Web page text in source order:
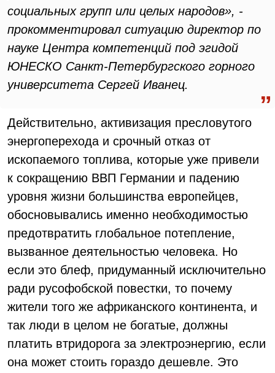
социальных групп или целых народов», -
прокомментировал ситуацию директор по
науке Центра компетенций под эгидой
ЮНЕСКО Санкт-Петербургского горного
университета Сергей Иванец.
Действительно, активизация пресловутого
энергоперехода и срочный отказ от
ископаемого топлива, которые уже привели
к сокращению ВВП Германии и падению
уровня жизни большинства европейцев,
обосновывались именно необходимостью
предотвратить глобальное потепление,
вызванное деятельностью человека. Но
если это блеф, придуманный исключительно
ради русофобской повестки, то почему
жители того же африканского континента, и
так люди в целом не богатые, должны
платить втридорога за электроэнергию, если
она может стоить гораздо дешевле. Это